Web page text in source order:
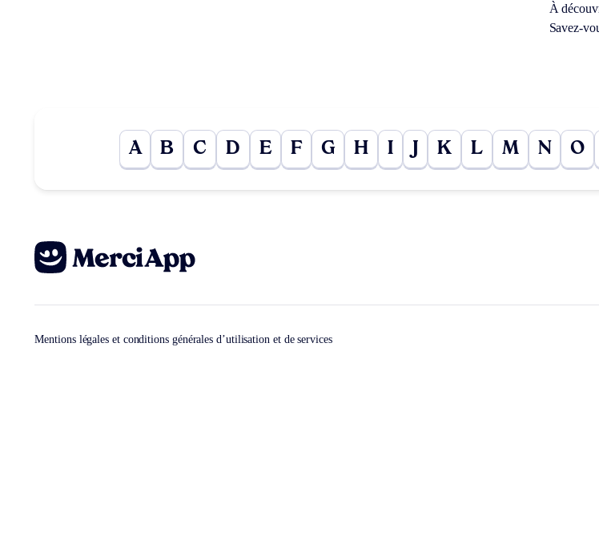
À
Savez-
A B C D E F G H I K L M N O
Mentions légales et conditions générales d’utilisation et de services